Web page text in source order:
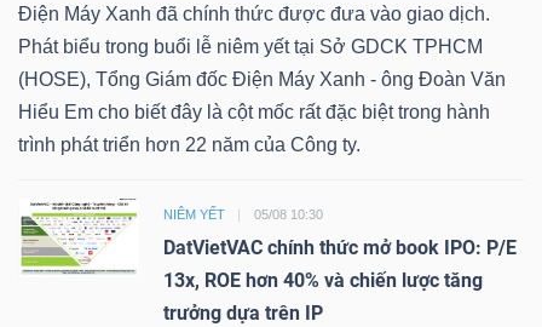
Điện Máy Xanh đã chính thức được đưa vào giao dịch.
Phát biểu trong buổi lễ niêm yết tại Sở GDCK TPHCM
(HOSE), Tổng Giám đốc Điện Máy Xanh - ông Đoàn Văn
Hiểu Em cho biết đây là cột mốc rất đặc biệt trong hành
trình phát triển hơn 22 năm của Công ty.
NIÊM YẾT 05/08 10:30
DatVietVAC chính thức mở book IPO: P/E
13x, ROE hơn 40% và chiến lược tăng
trưởng dựa trên IP